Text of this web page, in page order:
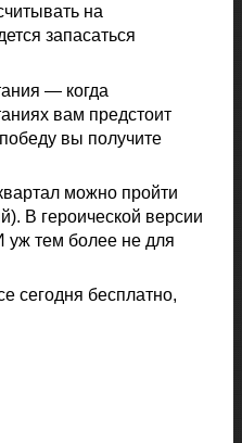
на
запасаться
— когда
вам предстоит
вы получите
можно пройти
В героической версии
уж тем более не для
сегодня бесплатно,